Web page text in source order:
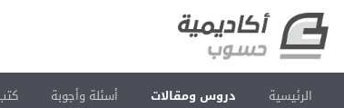
الرئيسية دروس ومقالات أسئلة وأجوبة